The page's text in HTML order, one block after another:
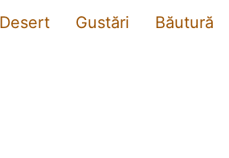
Desert Gustări
Băutură